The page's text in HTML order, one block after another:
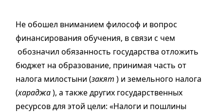
Не обошел вниманием философ и вопрос
финансирования обучения, в связи с чем
обозначил обязанность государства отложить
бюджет на образование, принимая часть от
налога милостыни (закят ) и земельного налога
(хараджа), а также других государственных
ресурсов для этой цели: «Налоги и пошлины